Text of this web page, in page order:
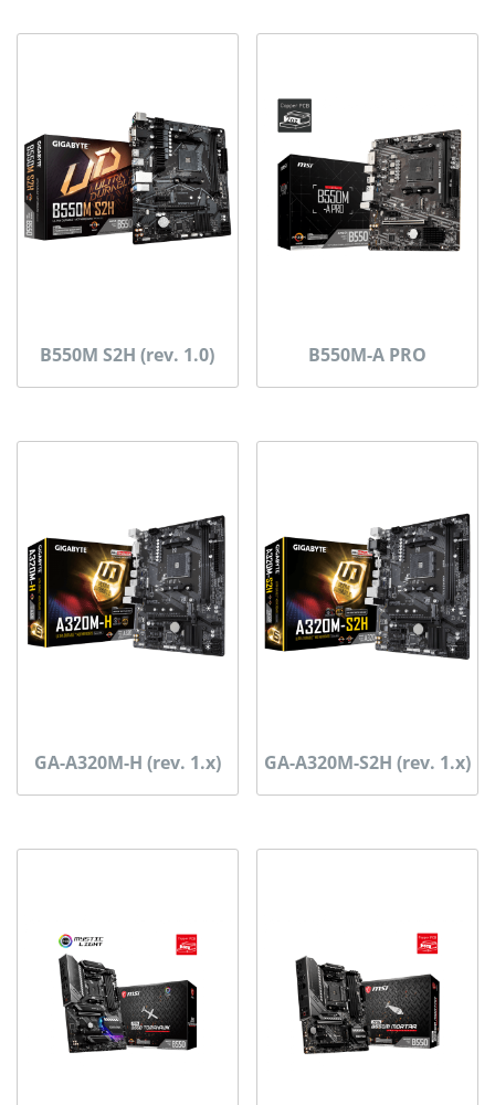
B550M S2H (rev. 1.0) B550M-A PRO
GA-A320M-H (rev. 1.x) GA-A320M-S2H (rev. 1.x)